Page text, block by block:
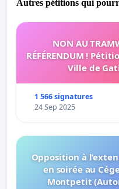
Autres pétitions qui
NON AU
RÉFÉRENDUM !
Ville de
1 566 signatures
24 Sep 2025
Opposition à
en soirée au
Montpetit